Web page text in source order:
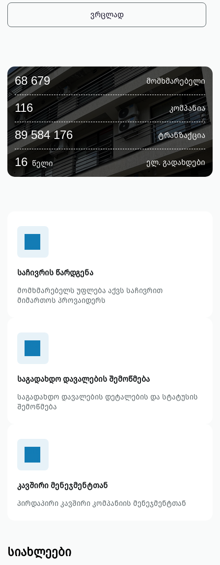
ᲕᲠᲪᲚᲐᲓ
68 679 მომხმარებელი
116 კომპანია
89 584 176 ტრანზაქცია
16 წელი ელ. გადახდები
swap-
outlined
საჩივრის წარდგენა
მომხმარებელს უფლება აქვს საჩივრით
მიმართოს პროვაიდერს
pin-
outlined
საგადახდო დავალების შემოწმება
საგადახდო დავალების დეტალების და სტატუსის
შემოწმება
outlined
კავშირი მენეჯმენტთან
პირდაპირი კავშირი კომპანიის მენეჯმენტთან
სიახლეები